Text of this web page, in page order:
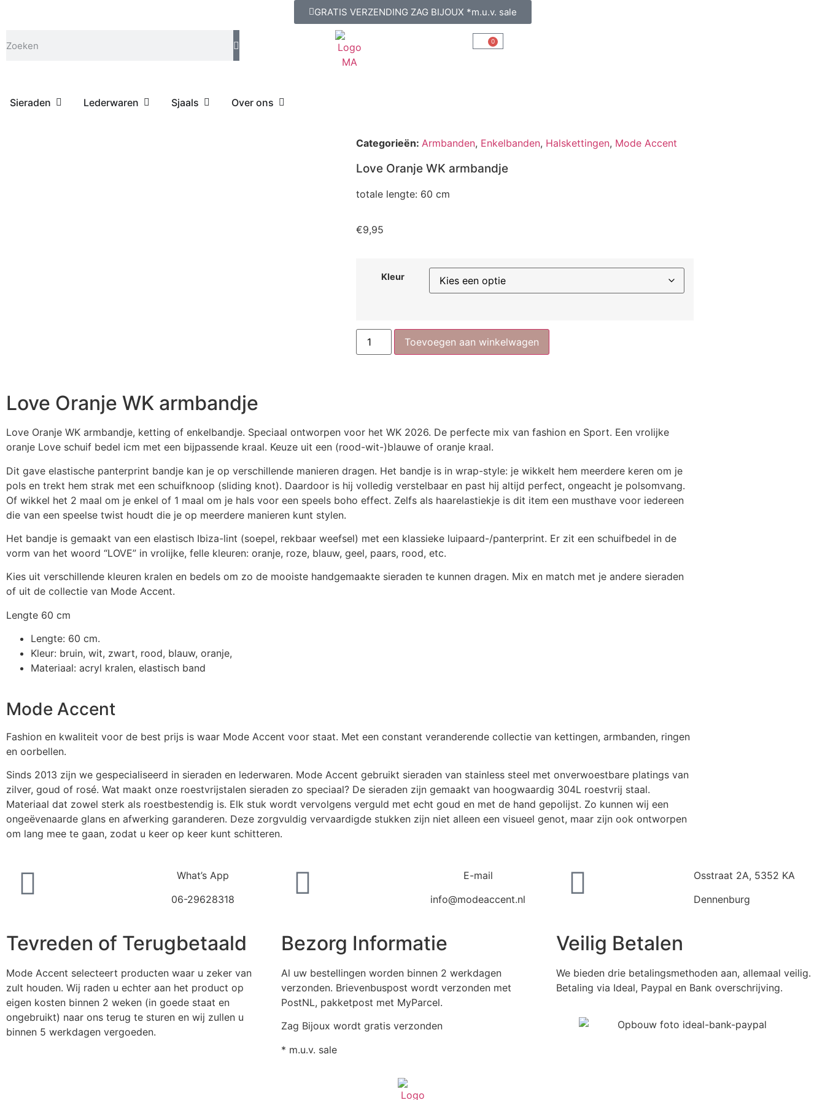
GRATIS VERZENDING ZAG BIJOUX *m.u.v. sale
0
Sieraden Lederwaren Sjaals Over ons
Categorieën: Armbanden, Enkelbanden, Halskettingen, Mode Accent
Love Oranje WK armbandje
totale lengte: 60 cm
€9,95
Kleur
Toevoegen aan winkelwagen
Love Oranje WK armbandje
Love Oranje WK armbandje, ketting of enkelbandje. Speciaal ontworpen voor het WK 2026. De perfecte mix van fashion en Sport. Een vrolijke
oranje Love schuif bedel icm met een bijpassende kraal. Keuze uit een (rood-wit-)blauwe of oranje kraal.
Dit gave elastische panterprint bandje kan je op verschillende manieren dragen. Het bandje is in wrap-style: je wikkelt hem meerdere keren om je
pols en trekt hem strak met een schuifknoop (sliding knot). Daardoor is hij volledig verstelbaar en past hij altijd perfect, ongeacht je polsomvang.
Of wikkel het 2 maal om je enkel of 1 maal om je hals voor een speels boho effect. Zelfs als haarelastiekje is dit item een musthave voor iedereen
die van een speelse twist houdt die je op meerdere manieren kunt stylen.
Het bandje is gemaakt van een elastisch Ibiza-lint (soepel, rekbaar weefsel) met een klassieke luipaard-/panterprint. Er zit een schuifbedel in de
vorm van het woord “LOVE” in vrolijke, felle kleuren: oranje, roze, blauw, geel, paars, rood, etc.
Kies uit verschillende kleuren kralen en bedels om zo de mooiste handgemaakte sieraden te kunnen dragen. Mix en match met je andere sieraden
of uit de collectie van Mode Accent.
Lengte 60 cm
Lengte: 60 cm.
Kleur: bruin, wit, zwart, rood, blauw, oranje,
Materiaal: acryl kralen, elastisch band
Mode Accent
Fashion en kwaliteit voor de best prijs is waar Mode Accent voor staat. Met een constant veranderende collectie van kettingen, armbanden, ringen
en oorbellen.
Sinds 2013 zijn we gespecialiseerd in sieraden en lederwaren. Mode Accent gebruikt sieraden van stainless steel met onverwoestbare platings van
zilver, goud of rosé. Wat maakt onze roestvrijstalen sieraden zo speciaal? De sieraden zijn gemaakt van hoogwaardig 304L roestvrij staal.
Materiaal dat zowel sterk als roestbestendig is. Elk stuk wordt vervolgens verguld met echt goud en met de hand gepolijst. Zo kunnen wij een ​​
ongeëvenaarde glans en afwerking garanderen. Deze zorgvuldig vervaardigde stukken zijn niet alleen een visueel genot, maar zijn ook ontworpen
om lang mee te gaan, zodat u keer op keer kunt schitteren.
What’s App
06-29628318
E-mail
info@modeaccent.nl
Osstraat 2A, 5352 KA
Dennenburg
Tevreden of Terugbetaald
Mode Accent selecteert producten waar u zeker van
zult houden. Wij raden u echter aan het product op
eigen kosten binnen 2 weken (in goede staat en
ongebruikt) naar ons terug te sturen en wij zullen u
binnen 5 werkdagen vergoeden.
Bezorg Informatie
Al uw bestellingen worden binnen 2 werkdagen
verzonden. Brievenbuspost wordt verzonden met
PostNL, pakketpost met MyParcel.
Zag Bijoux wordt gratis verzonden
* m.u.v. sale
Veilig Betalen
We bieden drie betalingsmethoden aan, allemaal veilig.
Betaling via Ideal, Paypal en Bank overschrijving.